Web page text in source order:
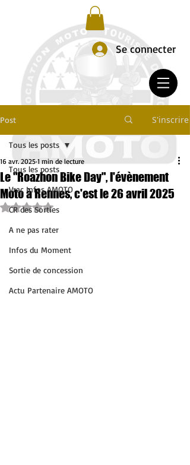
Se connecter
Post S'inscrire
Tous les posts
Vrac Infos AMOTO
CR des Sorties
A ne pas rater
Infos du Moment
Sortie de concession
Actu Partenaire AMOTO
Tous les posts
Le "Roazhon Bike Day", l'évènement
Moto à Rennes, c'est le 26 avril 2025
16 avr. 2025 1 min de lecture
Noté NaN étoiles sur 5.